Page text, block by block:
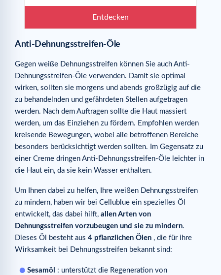
Entdecken
Anti-Dehnungsstreifen-Öle
Gegen weiße Dehnungsstreifen können Sie auch Anti-
Dehnungsstreifen-Öle verwenden. Damit sie optimal
wirken, sollten sie morgens und abends großzügig auf die
zu behandelnden und gefährdeten Stellen aufgetragen
werden. Nach dem Auftragen sollte die Haut massiert
werden, um das Einziehen zu fördern. Empfohlen werden
kreisende Bewegungen, wobei alle betroffenen Bereiche
besonders berücksichtigt werden sollten. Im Gegensatz zu
einer Creme dringen Anti-Dehnungsstreifen-Öle leichter in
die Haut ein, da sie kein Wasser enthalten.
Um Ihnen dabei zu helfen, Ihre weißen Dehnungsstreifen
zu mindern, haben wir bei Cellublue ein spezielles Öl
entwickelt, das dabei hilft, allen Arten von
Dehnungsstreifen vorzubeugen und sie zu mindern.
Dieses Öl besteht aus 4 pflanzlichen Ölen , die für ihre
Wirksamkeit bei Dehnungsstreifen bekannt sind:
Sesamöl
: unterstützt die Regeneration von